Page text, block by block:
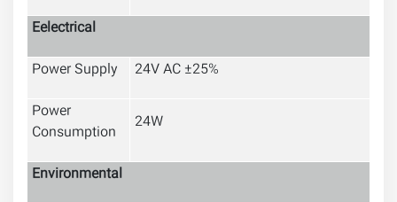
Eelectrical
Power Supply
24V AC ±25%
Power
Consumption
24W
Environmental